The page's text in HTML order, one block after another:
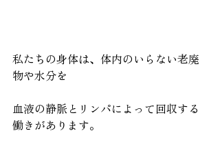
私たちの身体は、体内のいらない老廃
物や水分を
血液の静脈とリンパによって回収する
働きがあります。